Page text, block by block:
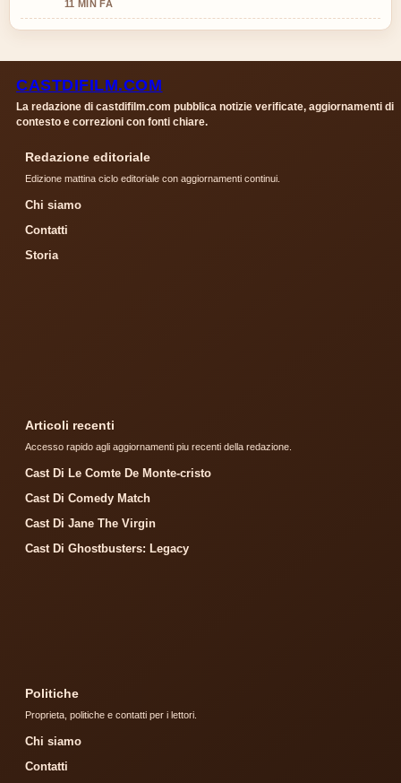
11 MIN FA
CASTDIFILM.COM
La redazione di castdifilm.com pubblica notizie verificate, aggiornamenti di
contesto e correzioni con fonti chiare.
Redazione editoriale
Edizione mattina ciclo editoriale con aggiornamenti continui.
Chi siamo
Contatti
Storia
Articoli recenti
Accesso rapido agli aggiornamenti piu recenti della redazione.
Cast Di Le Comte De Monte-cristo
Cast Di Comedy Match
Cast Di Jane The Virgin
Cast Di Ghostbusters: Legacy
Politiche
Proprieta, politiche e contatti per i lettori.
Chi siamo
Contatti